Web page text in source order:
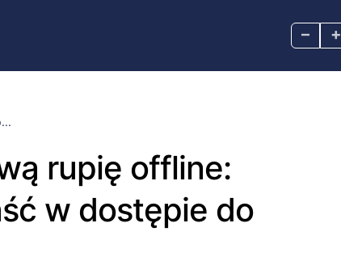
– +
rupię offline:
w dostępie do